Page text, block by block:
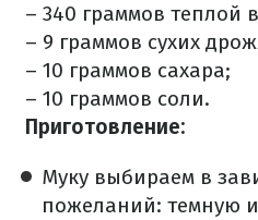
– 340 граммов теплой
– 9 граммов сухих
– 10 граммов сахара;
– 10 граммов соли.
Приготовление:
Муку выбираем в
пожеланий: темную